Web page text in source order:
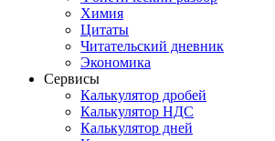
Химия
Цитаты
Читательский дневник
Экономика
Сервисы
Калькулятор дробей
Калькулятор НДС
Калькулятор дней